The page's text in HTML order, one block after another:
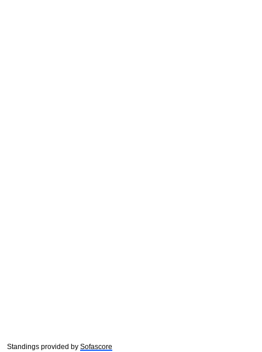
Standings provided by Sofascore